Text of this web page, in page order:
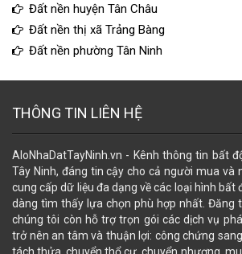
Đất nền huyện Tân Châu
Đất nền thị xã Trảng Bàng
Đất nền phường Tân Ninh
THÔNG TIN LIÊN HỆ
AloNhaDatTayNinh.vn - Kênh thông tin bất
Tây Ninh, đáng tin cậy cho cả người mua và
cung cấp dữ liệu đa dạng về các loại hình bất
dàng tìm thấy lựa chọn phù hợp nhất. Đăng
chúng tôi còn hỗ trợ trọn gói các dịch vụ
trở nên an tâm và thuận lợi: công chứng
tách thửa, chuyển thổ cư, chuyển nhượng,